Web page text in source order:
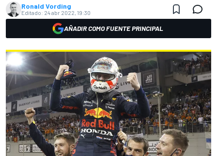
Ronald Vording
Editado: 24 abr 2022, 19:30
AÑADIR COMO FUENTE PRINCIPAL